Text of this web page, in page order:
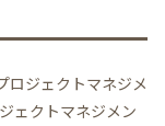
ロジェクトマネジメ
ェクトマネジメン